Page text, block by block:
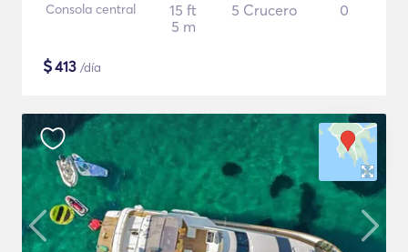
Consola central
15 ft
5 m
5 Crucero 0
$413 /día